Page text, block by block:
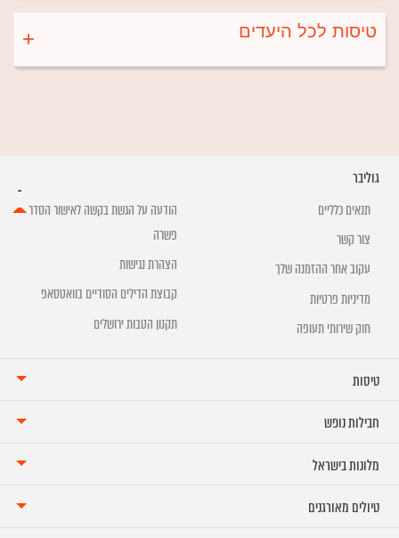
טיסות לכל היעדים
גוליבר
תנאים כלליים
צור קשר
עקוב אחר ההזמנה שלך
מדיניות פרטיות
חוק שירותי תעופה
הודעה על הגשת בקשה לאישור הסדר
פשרה
הצהרת נגישות
קבוצת הדילים הסודיים בוואטסאפ
תקנון הטבות ירושלים
טיסות
חבילות נופש
מלונות בישראל
טיולים מאורגנים